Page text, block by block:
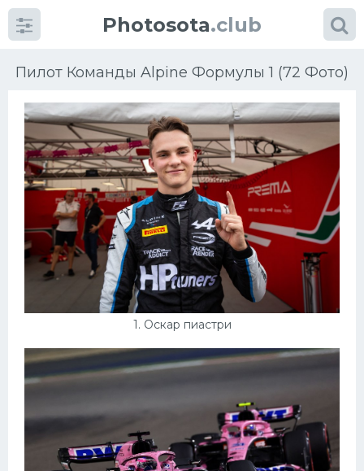
Photosota.club
Пилот Команды Alpine Формулы 1 (72 Фото)
1. Оскар пиастри
КатегорииФото
Много картинок...
Футбол
Баскетбол
Велогонки
Конькобежный спорт
Тренажеры